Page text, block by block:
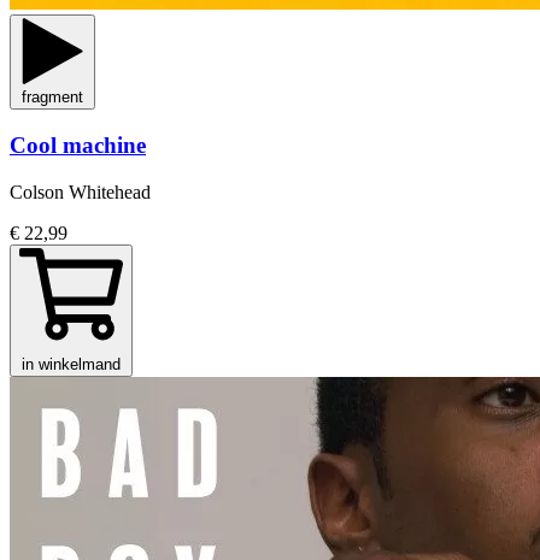
fragment
Cool machine
Colson Whitehead
€ 22,99
in winkelmand